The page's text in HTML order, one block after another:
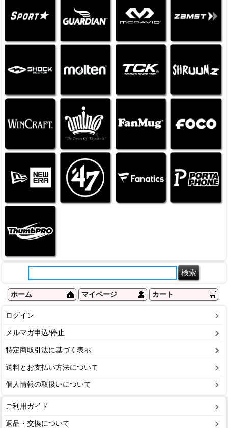
ホーム マイページ カート
ログイン
メルマガ申込/停止
特定商取引法に基づく表示
送料とお支払い方法について
個人情報の取扱いについて
ご利用ガイド
返品・交換について